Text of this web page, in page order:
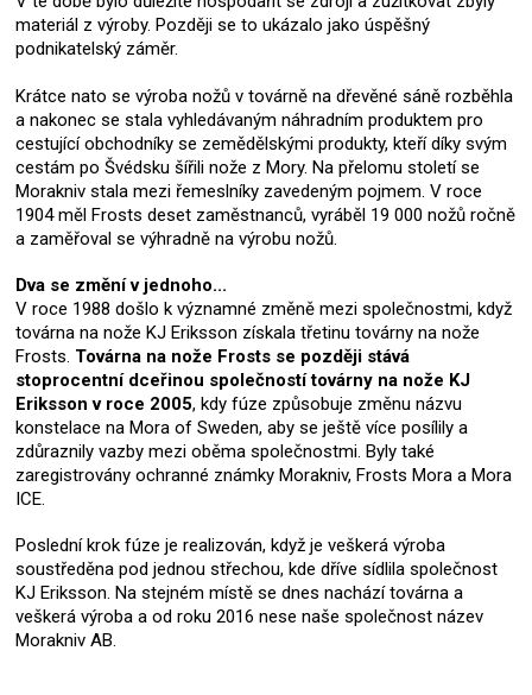
materiál z výroby. Později se to ukázalo jako úspěšný
podnikatelský záměr.
Krátce nato se výroba nožů v továrně na dřevěné sáně rozběhla
a nakonec se stala vyhledávaným náhradním produktem pro
cestující obchodníky se zemědělskými produkty, kteří díky svým
cestám po Švédsku šířili nože z Mory. Na přelomu století se
Morakniv stala mezi řemeslníky zavedeným pojmem. V roce
1904 měl Frosts deset zaměstnanců, vyráběl 19 000 nožů ročně
a zaměřoval se výhradně na výrobu nožů.
Dva se změní v jednoho...
V roce 1988 došlo k významné změně mezi společnostmi, když
továrna na nože KJ Eriksson získala třetinu továrny na nože
Frosts. Továrna na nože Frosts se později stává
stoprocentní dceřinou společností továrny na nože KJ
Eriksson v roce 2005, kdy fúze způsobuje změnu názvu
konstelace na Mora of Sweden, aby se ještě více posílily a
zdůraznily vazby mezi oběma společnostmi. Byly také
zaregistrovány ochranné známky Morakniv, Frosts Mora a Mora
ICE.
Poslední krok fúze je realizován, když je veškerá výroba
soustředěna pod jednou střechou, kde dříve sídlila společnost
KJ Eriksson. Na stejném místě se dnes nachází továrna a
veškerá výroba a od roku 2016 nese naše společnost název
Morakniv AB.